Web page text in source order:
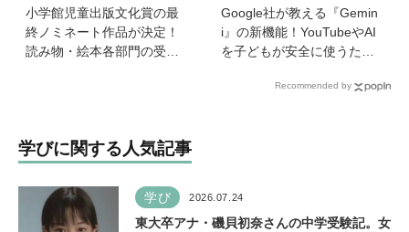
小学館児童出版文化賞の最
終ノミネート作品が決定！
読み物・絵本各部門の受賞
Google社が教える『Gemin
i』の新機能！YouTubeやAI
を子どもが安全に使うため
教育チャンネルなど、家庭
Recommended by
学びに関する人気記事
学び 2026.07.24
東大卒アナ・磯貝初奈さんの中学受験記。女